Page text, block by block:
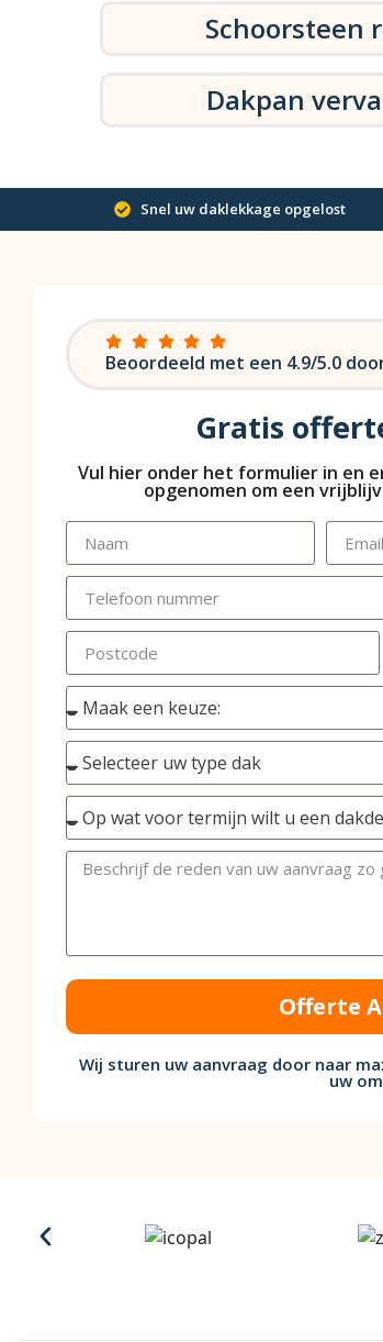
Schoorsteen
Dakpan
Snel uw daklekkage opgelost
Beoordeeld met een 4.9/5.0
Gratis
Vul hier onder het formulier in en
opgenomen om een
Offerte
Wij sturen uw aanvraag door naar
uw